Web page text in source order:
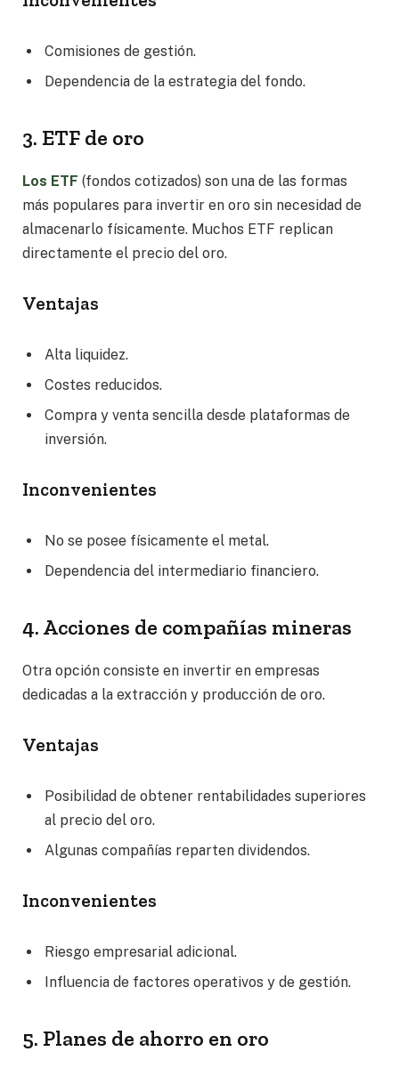
Comisiones de gestión.
Dependencia de la estrategia del fondo.
3. ETF de oro
Los ETF (fondos cotizados) son una de las formas
más populares para invertir en oro sin necesidad de
almacenarlo físicamente. Muchos ETF replican
directamente el precio del oro.
Ventajas
Alta liquidez.
Costes reducidos.
Compra y venta sencilla desde plataformas de
inversión.
Inconvenientes
No se posee físicamente el metal.
Dependencia del intermediario financiero.
4. Acciones de compañías mineras
Otra opción consiste en invertir en empresas
dedicadas a la extracción y producción de oro.
Ventajas
Posibilidad de obtener rentabilidades superiores
al precio del oro.
Algunas compañías reparten dividendos.
Inconvenientes
Riesgo empresarial adicional.
Influencia de factores operativos y de gestión.
5. Planes de ahorro en oro